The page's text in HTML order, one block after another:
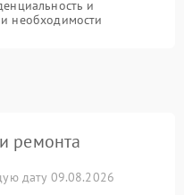
и
необходимости
ремонта
дату 09.08.2026